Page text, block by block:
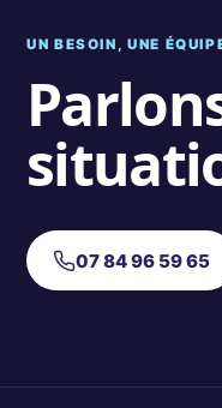
UN BESOIN, UNE
07 84 96 59 65